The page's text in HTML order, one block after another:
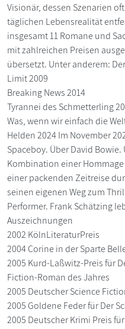
Visionär, dessen Szenarien
täglichen Lebensrealität
insgesamt 11 Romane und
mit zahlreichen Preisen
übersetzt. Unter anderem:
Limit 2009
Breaking News 2014
Tyrannei des Schmetterling
Was, wenn wir einfach die
Helden 2024 Im November
Spaceboy. Über David
Kombination einer
einer packenden Zeitreise
seinen eigenen Weg zum
Performer. Frank Schätzing
Auszeichnungen
2002 KölnLiteraturPreis
2004 Corine in der Sparte
2005 Kurd-Laßwitz-Preis für
Fiction-Roman des Jahres
2005 Deutscher Science
2005 Goldene Feder für Der
2005 Deutscher Krimi Preis